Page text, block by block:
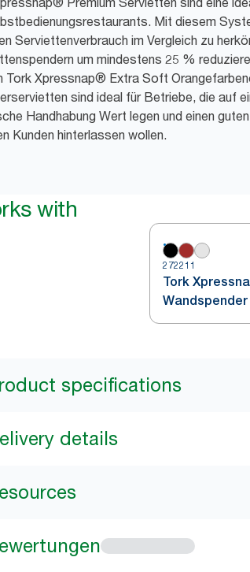
Mit diesem
Serviettenverbrauch im Vergleich zu
um mindestens 25 %
Tork Xpressnap® Extra Soft
sind ideal für Betriebe, die auf
Handhabung Wert legen und einen
Kunden hinterlassen wollen.
with
272211
Tork
Wandspender
specifications
details